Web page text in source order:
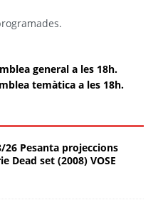
general a les 18h.
temàtica a les 18h.
26 Pesanta projeccions
Dead set (2008) VOSE